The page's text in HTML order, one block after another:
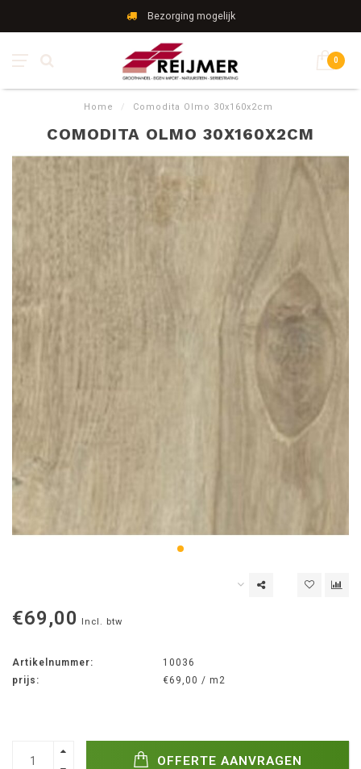
Bezorging mogelijk
0
Home / Comodita Olmo 30x160x2cm
COMODITA OLMO 30X160X2CM
€69,00 Incl. btw
Artikelnummer:
10036
prijs:
€69,00 / m2
OFFERTE AANVRAGEN